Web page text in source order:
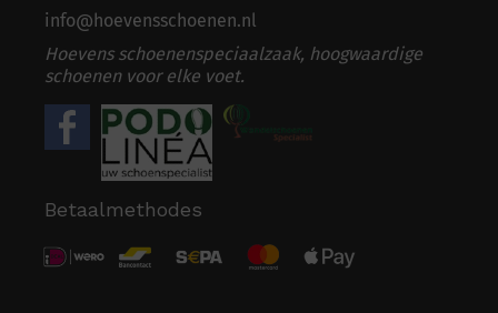
info@hoevensschoenen.nl
Hoevens schoenenspeciaalzaak, hoogwaardige
schoenen voor elke voet.
Betaalmethodes